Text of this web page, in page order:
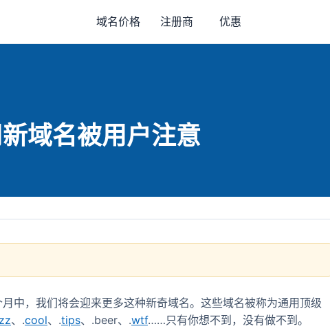
域名价格 注册商 优惠
域名被用户注意
，我们将会迎来更多这种新奇域名。这些域名被称为通用顶级
、.cool、.tips、.beer、.wtf……只有你想不到，没有做不到。